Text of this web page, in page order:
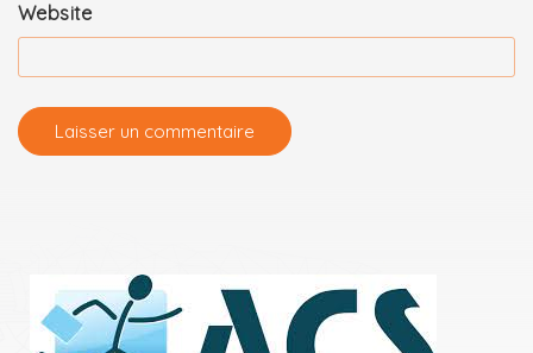
Website